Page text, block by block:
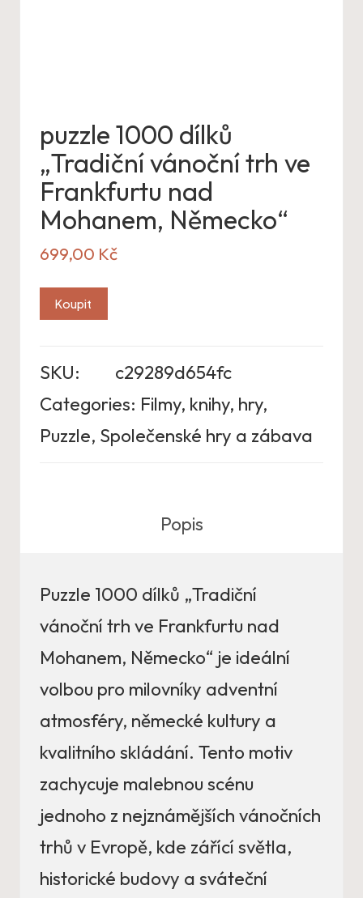
puzzle 1000 dílků
„Tradiční vánoční trh ve
Frankfurtu nad
Mohanem, Německo“
699,00 Kč
Koupit
SKU:
c29289d654fc
Categories: Filmy, knihy, hry,
Puzzle, Společenské hry a zábava
Popis
Puzzle 1000 dílků „Tradiční
vánoční trh ve Frankfurtu nad
Mohanem, Německo“ je ideální
volbou pro milovníky adventní
atmosféry, německé kultury a
kvalitního skládání. Tento motiv
zachycuje malebnou scénu
jednoho z nejznámějších vánočních
trhů v Evropě, kde zářící světla,
historické budovy a sváteční